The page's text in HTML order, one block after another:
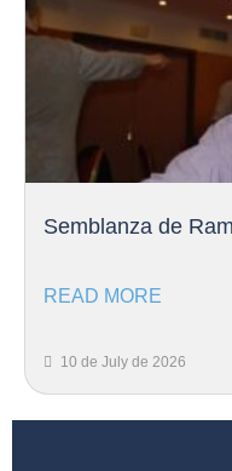
Semblanza de
READ MORE
10 de July de 2026